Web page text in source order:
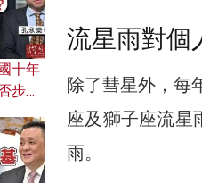
流星雨對個
除了彗星外，每
座及獅子座流星
雨。
十年
步前